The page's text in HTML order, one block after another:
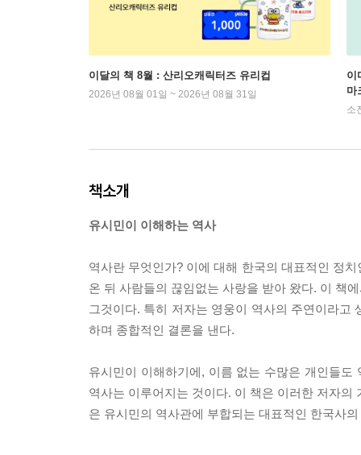
이달의 책 8월 : 산리오캐릭터즈 유리컵
2026년 08월 01일 ~ 2026년 08월 31일
이
마
소
책소개
유시민이 이해하는 역사
역사란 무엇인가? 이에 대해 한국의 대표적인 정
온 뒤 사람들의 끊임없는 사랑을 받아 왔다. 이 책
그것이다. 특히 저자는 영웅이 역사의 주연이라
하며 종합적인 결론을 낸다.
유시민이 이해하기에, 이름 없는 수많은 개인들
역사는 이루어지는 것이다. 이 책은 이러한 저자
은 유시민의 역사관에 부합되는 대표적인 한국사